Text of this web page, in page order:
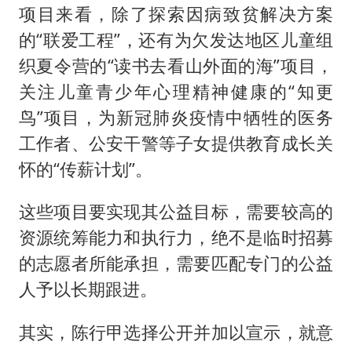
项目来看，除了探索因病致贫解决方案
的“联爱工程”，还有为欠发达地区儿童组
织夏令营的“读书去看山外面的海”项目，
关注儿童青少年心理精神健康的“知更
鸟”项目，为新冠肺炎疫情中牺牲的医务
工作者、公安干警等子女提供教育成长关
怀的“传薪计划”。
这些项目要实现其公益目标，需要较高的
资源统筹能力和执行力，绝不是临时招募
的志愿者所能承担，需要匹配专门的公益
人予以长期跟进。
其实，陈行甲选择公开并加以宣示，就意